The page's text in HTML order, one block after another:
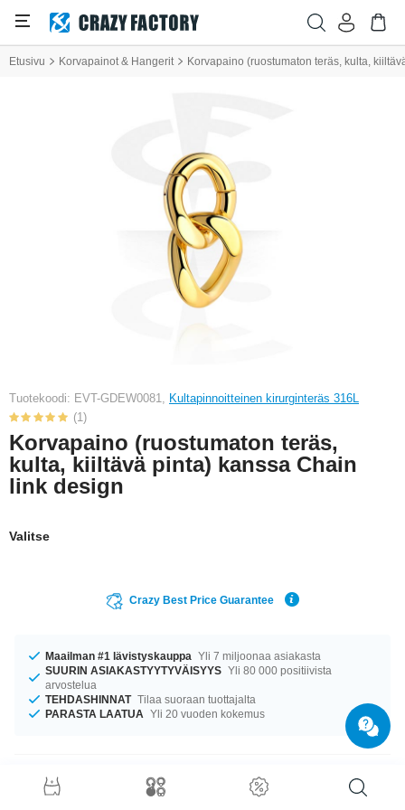
Etusivu Korvapainot & Hangerit Korvapaino (ruostumaton teräs, kulta,
Tuotekoodi: EVT-GDEW0081, Kultapinnoitteinen kirurginteräs 316L
(1)
Korvapaino (ruostumaton teräs,
kulta, kiiltävä pinta) kanssa Chain
link design
Valitse
Crazy Best Price Guarantee
Maailman #1 lävistyskauppa Yli 7 miljoonaa asiakasta
SUURIN ASIAKASTYYTYVÄISYYS Yli 80 000 positiivista
arvostelua
TEHDASHINNAT Tilaa suoraan tuottajalta
PARASTA LAATUA Yli 20 vuoden kokemus